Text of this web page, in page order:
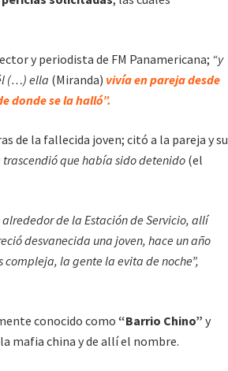
y periodista de FM Panamericana; “y
(…) ella (Miranda) vivía en pareja desde
donde se la halló”.
de la fallecida joven; citó a la pareja y su
trascendió que había sido detenido (el
de la Estación de Servicio, allí
desvanecida una joven, hace un año
la gente la evita de noche”,
conocido como “Barrio Chino” y
mafia china y de allí el nombre.